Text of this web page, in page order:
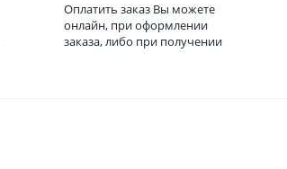
Оплатить заказ Вы можете
онлайн, при оформлении
заказа, либо при получении